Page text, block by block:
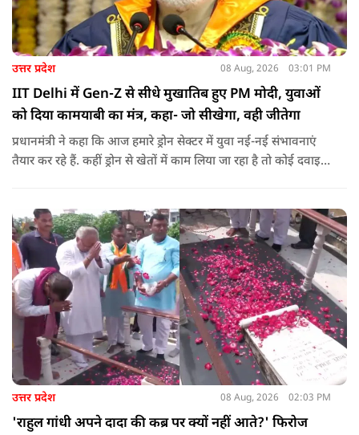
उत्तर प्रदेश 08 Aug, 2026 03:01 PM
IIT Delhi में Gen-Z से सीधे मुखातिब हुए PM मोदी, युवाओं
को दिया कामयाबी का मंत्र, कहा- जो सीखेगा, वही जीतेगा
प्रधानमंत्री ने कहा कि आज हमारे ड्रोन सेक्टर में युवा नई-नई संभावनाएं
तैयार कर रहे हैं. कहीं ड्रोन से खेतों में काम लिया जा रहा है तो कोई दवाइयां
उत्तर प्रदेश 08 Aug, 2026 02:03 PM
'राहुल गांधी अपने दादा की कब्र पर क्यों नहीं आते?' फिरोज